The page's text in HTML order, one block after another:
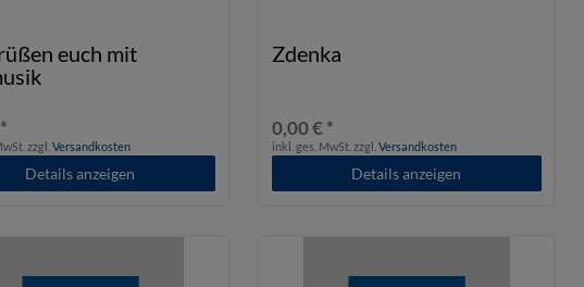
euch mit
zzgl.Versandkosten
Details anzeigen
Zdenka
0,00 € *
inkl. ges. MwSt. zzgl.Versandkosten
Details anzeigen